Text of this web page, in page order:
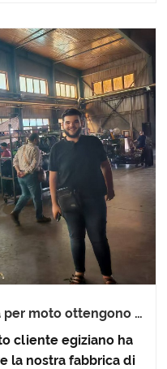
per moto ottengono il
cliente egiziano ha
la nostra fabbrica di